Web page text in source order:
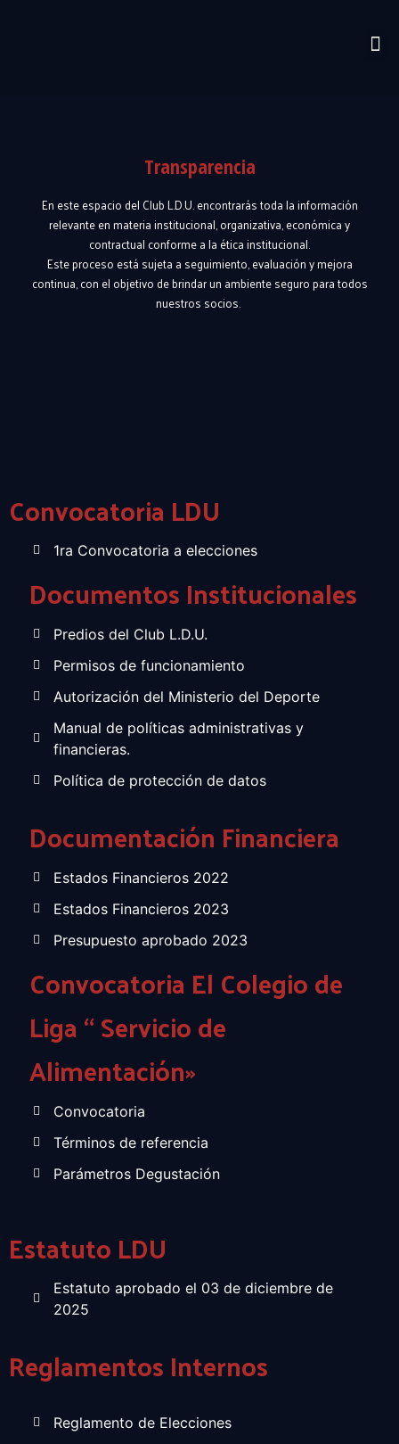
Transparencia
En este espacio del Club L.D.U. encontrarás toda la información
relevante en materia institucional, organizativa, económica y
contractual conforme a la ética institucional.
Este proceso está sujeta a seguimiento, evaluación y mejora
continua, con el objetivo de brindar un ambiente seguro para todos
nuestros socios.
Convocatoria LDU
1ra Convocatoria a elecciones
Documentos Institucionales
Predios del Club L.D.U.
Permisos de funcionamiento
Autorización del Ministerio del Deporte
Manual de políticas administrativas y
financieras.
Política de protección de datos
Documentación Financiera
Estados Financieros 2022
Estados Financieros 2023
Presupuesto aprobado 2023
Convocatoria El Colegio de
Liga “ Servicio de
Alimentación»
Convocatoria
Términos de referencia
Parámetros Degustación
Estatuto LDU
Estatuto aprobado el 03 de diciembre de
2025
Reglamentos Internos
Reglamento de Elecciones